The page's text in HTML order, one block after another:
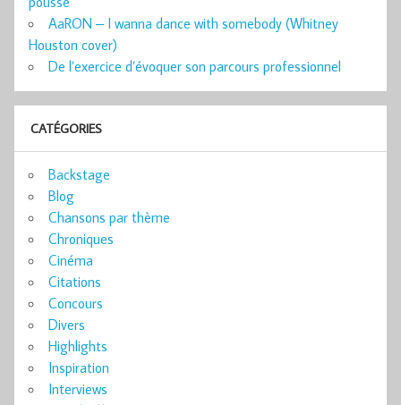
AaRON – I wanna dance with somebody (Whitney
Houston cover)
De l’exercice d’évoquer son parcours professionnel
CATÉGORIES
Backstage
Blog
Chansons par thème
Chroniques
Cinéma
Citations
Concours
Divers
Highlights
Inspiration
Interviews